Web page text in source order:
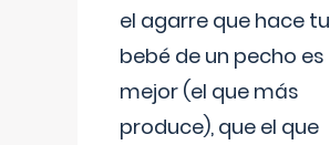
el agarre que hace tu
bebé de un pecho es
mejor (el que más
produce), que el que